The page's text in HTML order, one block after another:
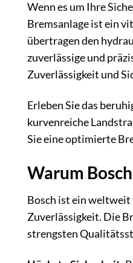
Wenn es um Ihre
Bremsanlage ist ein
übertragen den
zuverlässige und
Zuverlässigkeit und
Erleben Sie das
kurvenreiche
Sie eine optimierte
Warum
Bosch ist ein
Zuverlässigkeit. Die
strengsten